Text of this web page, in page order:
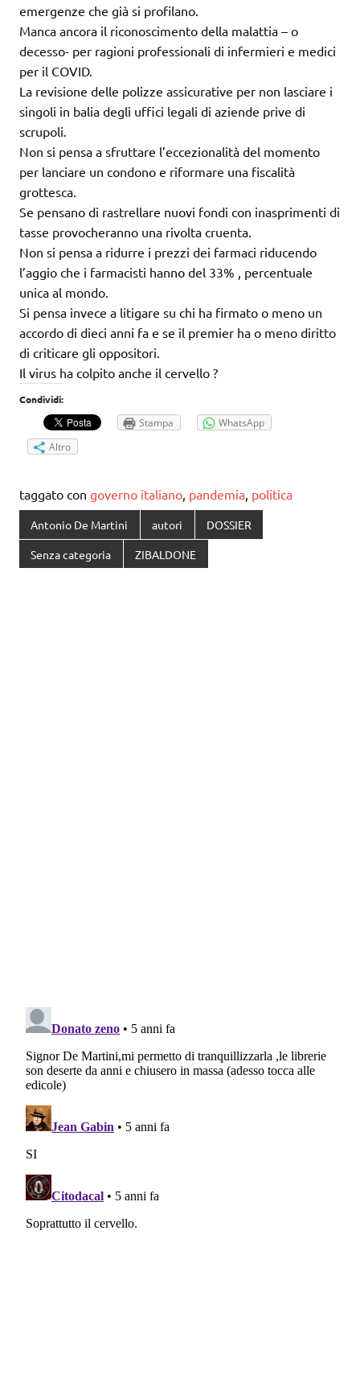
emergenze che già si profilano.
Manca ancora il riconoscimento della malattia – o
decesso- per ragioni professionali di infermieri e medici
per il COVID.
La revisione delle polizze assicurative per non lasciare i
singoli in balia degli uffici legali di aziende prive di
scrupoli.
Non si pensa a sfruttare l’eccezionalità del momento
per lanciare un condono e riformare una fiscalità
grottesca.
Se pensano di rastrellare nuovi fondi con inasprimenti di
tasse provocheranno una rivolta cruenta.
Non si pensa a ridurre i prezzi dei farmaci riducendo
l’aggio che i farmacisti hanno del 33% , percentuale
unica al mondo.
Si pensa invece a litigare su chi ha firmato o meno un
accordo di dieci anni fa e se il premier ha o meno diritto
di criticare gli oppositori.
Il virus ha colpito anche il cervello ?
Condividi:
Stampa
WhatsApp
Altro
taggato con governo italiano, pandemia, politica
Antonio De Martini autori DOSSIER
Senza categoria ZIBALDONE